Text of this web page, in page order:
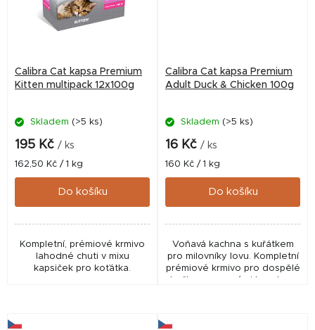
Calibra Cat kapsa Premium
Kitten multipack 12x100g
Skladem (>5 ks)
195 Kč / ks
Měrná
cena:
162,50 Kč / 1 kg
Do košíku
Kompletní, prémiové krmivo
lahodné chuti v mixu
kapsiček pro koťátka.
Calibra Cat kapsa Premium
Adult Duck & Chicken 100g
Skladem (>5 ks)
16 Kč / ks
Měrná
cena:
160 Kč / 1 kg
Do košíku
Voňavá kachna s kuřátkem
pro milovníky lovu. Kompletní
prémiové krmivo pro dospělé